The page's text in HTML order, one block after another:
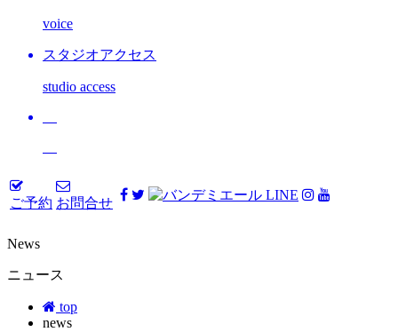
voice
スタジオアクセス
studio access
ご予約 お問合せ
News
ニュース
top
news